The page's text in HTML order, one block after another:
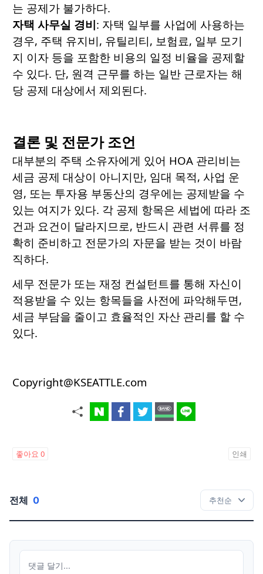
는 공제가 불가하다.
자택 사무실 경비: 자택 일부를 사업에 사용하는
경우, 주택 유지비, 유틸리티, 보험료, 일부 모기
지 이자 등을 포함한 비용의 일정 비율을 공제할
수 있다. 단, 원격 근무를 하는 일반 근로자는 해
당 공제 대상에서 제외된다.
결론 및 전문가 조언
대부분의 주택 소유자에게 있어 HOA 관리비는
세금 공제 대상이 아니지만, 임대 목적, 사업 운
영, 또는 투자용 부동산의 경우에는 공제받을 수
있는 여지가 있다. 각 공제 항목은 세법에 따라 조
건과 요건이 달라지므로, 반드시 관련 서류를 정
확히 준비하고 전문가의 자문을 받는 것이 바람
직하다.
세무 전문가 또는 재정 컨설턴트를 통해 자신이
적용받을 수 있는 항목들을 사전에 파악해두면,
세금 부담을 줄이고 효율적인 자산 관리를 할 수
있다.
Copyright@KSEATTLE.com
좋아요 0 인쇄
전체 0